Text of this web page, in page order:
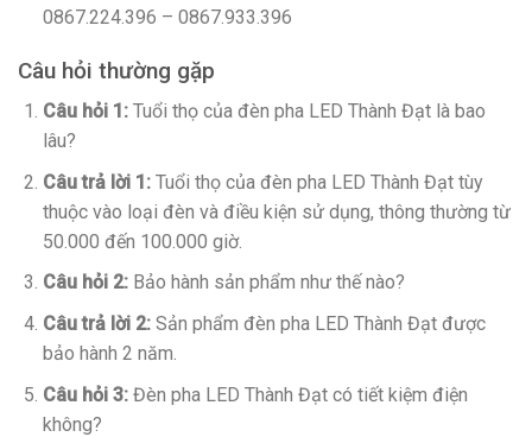
0867.224.396 – 0867.933.396
Câu hỏi thường gặp
Câu hỏi 1:Tuổi thọ của đèn pha LED Thành Đạt là bao
lâu?
Câu trả lời 1:Tuổi thọ của đèn pha LED Thành Đạt tùy
thuộc vào loại đèn và điều kiện sử dụng, thông thường từ
50.000 đến 100.000 giờ.
Câu hỏi 2:Bảo hành sản phẩm như thế nào?
Câu trả lời 2:Sản phẩm đèn pha LED Thành Đạt được
bảo hành 2 năm.
Câu hỏi 3:Đèn pha LED Thành Đạt có tiết kiệm điện
không?